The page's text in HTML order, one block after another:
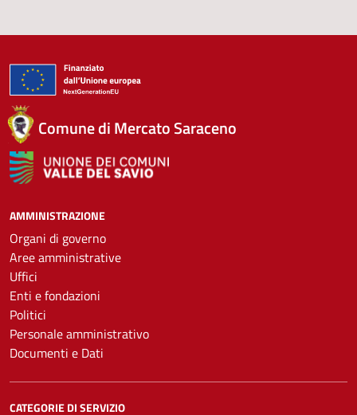
Comune di Mercato Saraceno
AMMINISTRAZIONE
Organi di governo
Aree amministrative
Uffici
Enti e fondazioni
Politici
Personale amministrativo
Documenti e Dati
CATEGORIE DI SERVIZIO